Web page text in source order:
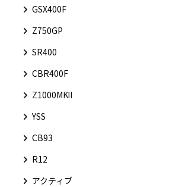
GSX400F
Z750GP
SR400
CBR400F
Z1000MKⅡ
YSS
CB93
R12
アクティブ